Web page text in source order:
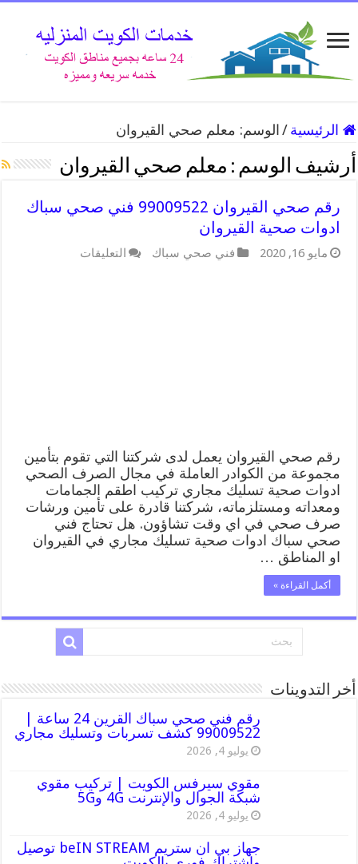
الرئيسية / الوسم: معلم صحي القيروان
أرشيف الوسم : معلم صحي القيروان
رقم صحي القيروان 99009522 فني صحي سباك
ادوات صحية القيروان
مايو 16, 2020 فني صحي سباك التعليقات
رقم صحي القيروان يعمل لدى شركتنا التي تقوم بتأمين
مجموعة من الكوادر العاملة في مجال الصرف الصحي
ادوات صحية تسليك مجاري تركيب اطقم الجمامات
ومعداته ومستلزماته، شركتنا قادرة على تأمين ورشات
صرف صحي في اي وقت تشاؤون. هل تحتاج فني
صحي سباك ادوات صحية تسليك مجاري في القيروان
او المناطق …
أكمل القراءة »
أخر التدوينات
رقم فني صحي سباك القرين 24 ساعة |
99009522 كشف تسربات وتسليك مجاري
يوليو 4, 2026
مقوي سيرفس الكويت | تركيب مقوي
شبكة الجوال والإنترنت 4G و5G
يوليو 4, 2026
جهاز بي ان ستريم beIN STREAM توصيل